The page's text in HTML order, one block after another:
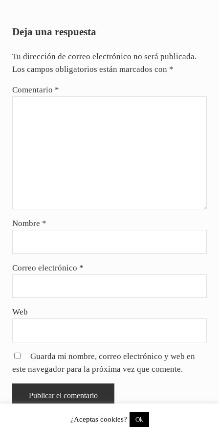
Deja una respuesta
Tu dirección de correo electrónico no será publicada.
Los campos obligatorios están marcados con *
Comentario *
Nombre *
Correo electrónico *
Web
Guarda mi nombre, correo electrónico y web en
este navegador para la próxima vez que comente.
¿Aceptas cookies? Ok